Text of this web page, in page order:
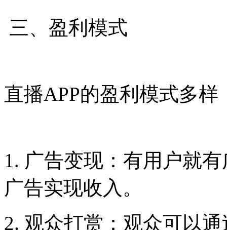
三、盈利模式
直播APP的盈利模式多样
1. 广告变现：有用户就
广告实现收入。
2. 观众打赏：观众可以